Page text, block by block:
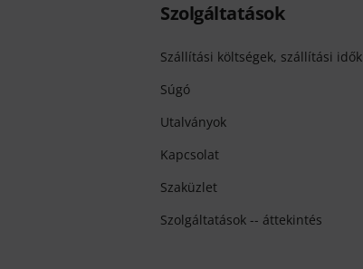
Szolgáltatások
Szállítási költségek, szállítási idők
Súgó
Utalványok
Kapcsolat
Szaküzlet
Szolgáltatások -- áttekintés